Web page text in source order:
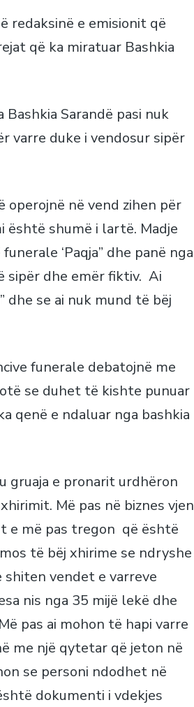
redaksinë e emisionit që
që ka miratuar Bashkia
Sarandë pasi nuk
varre duke i vendosur sipër
operojnë në vend zihen për
është shumë i lartë. Madje
‘Paqja” dhe panë nga
sipër dhe emër fiktiv. Ai
dhe se ai nuk mund të bëj
funerale debatojnë me
se duhet të kishte punuar
qenë e ndaluar nga bashkia
gruaja e pronarit urdhëron
Më pas në biznes vjen
e më pas tregon që është
të bëj xhirime se ndryshe
shiten vendet e varreve
nis nga 35 mijë lekë dhe
pas ai mohon të hapi varre
me një qytetar që jeton në
se personi ndodhet në
dokumenti i vdekjes